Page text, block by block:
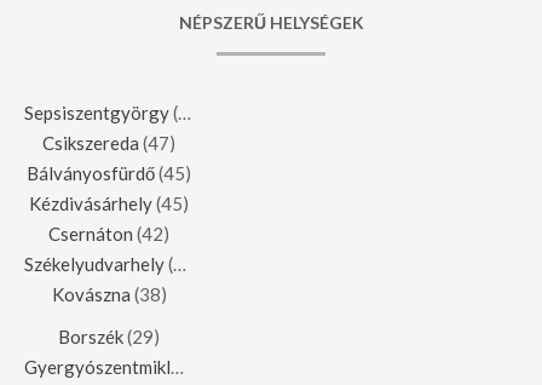
NÉPSZERŰ HELYSÉGEK
Sepsiszentgyörgy(123)
Csikszereda (47)
Bálványosfürdő(45)
Kézdivásárhely(45)
Csernáton (42)
Székelyudvarhely(42)
Kovászna (38)
Borszék(29)
Gyergyószentmiklós